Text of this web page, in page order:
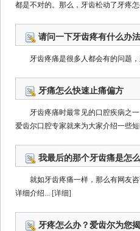
都是不对的。那么，牙齿松动了牙疼
请问一下牙齿疼有什么办法
牙齿疼痛是很多人都会有的问题
牙痛怎么快速止痛偏方
牙齿疼痛时最常见的口腔疾病之
爱齿尔口腔专家就来为大家介绍一些
我最后的那个牙齿痛是怎
就如牙齿疼痛一样，那么有网友
详细介绍... [详细]
牙疼怎么办？爱齿尔为您